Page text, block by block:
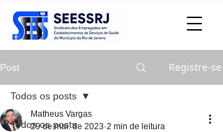
Post Registre-se
Todos os posts
Todos os posts
Matheus Vargas
29 de mai. de 2023 2 min de leitura